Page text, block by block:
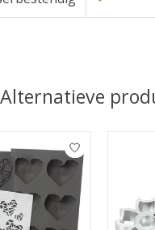
Alternatieve